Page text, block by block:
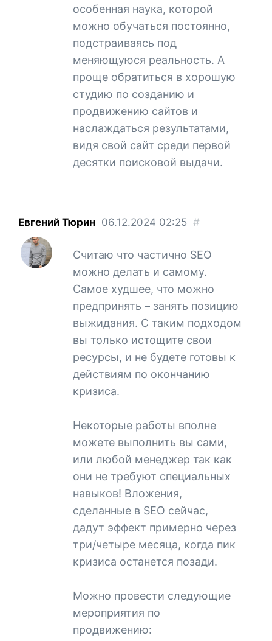
особенная наука, которой
можно обучаться постоянно,
подстраиваясь под
меняющуюся реальность. А
проще обратиться в хорошую
студию по созданию и
продвижению сайтов и
наслаждаться результатами,
видя свой сайт среди первой
десятки поисковой выдачи.
Евгений Тюрин 06.12.2024 02:25 #
Считаю что частично SEO
можно делать и самому.
Самое худшее, что можно
предпринять – занять позицию
выжидания. С таким подходом
вы только истощите свои
ресурсы, и не будете готовы к
действиям по окончанию
кризиса.
Некоторые работы вполне
можете выполнить вы сами,
или любой менеджер так как
они не требуют специальных
навыков! Вложения,
сделанные в SEO сейчас,
дадут эффект примерно через
три/четыре месяца, когда пик
кризиса останется позади.
Можно провести следующие
мероприятия по
продвижению: